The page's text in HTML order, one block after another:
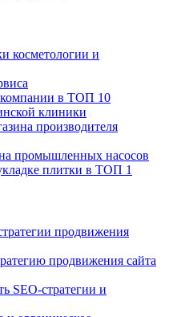
косметологии и
компании в ТОП 10
клиники
производителя
промышленных насосов
плитки в ТОП 1
продвижения
продвижения сайта
SEO-стратегии и